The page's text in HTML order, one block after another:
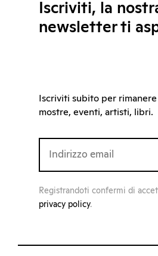
Iscriviti, la
newsletter ti
Iscriviti subito per
mostre, eventi, artisti, libri.
Registrandoti confermi di
privacy policy.